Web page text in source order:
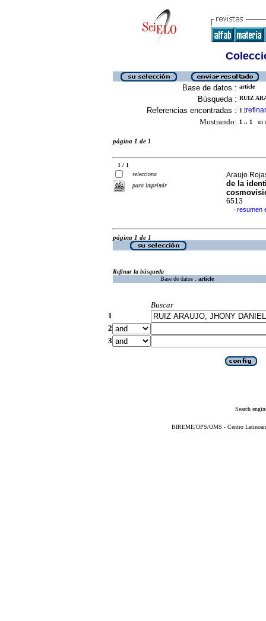
Base de datos : article
Búsqueda : RUIZ
Referencias encontradas : 1 [refinar
Mostrando: 1 .. 1 en
página 1 de 1
1 / 1
selecciona
para imprimir
Araujo
de la
6513
· resumen
página 1 de 1
Refinar la búsqueda
Base de datos : article
Buscar
1
2
3
Search
BIREME/OPS/OMS - Centro